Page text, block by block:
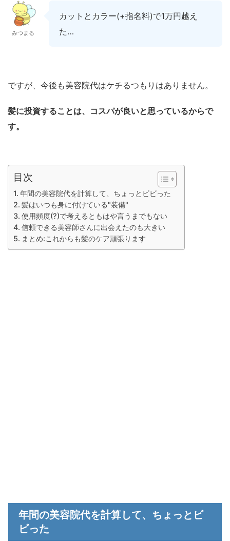
みつまる
カットとカラー(+指名料)で1万円越え
た…
ですが、今後も美容院代はケチるつもりはありません。
髪に投資することは、コスパが良いと思っているからで
す。
目次
年間の美容院代を計算して、ちょっとビビった
髪はいつも身に付けている"装備"
使用頻度(?)で考えるともはや言うまでもない
信頼できる美容師さんに出会えたのも大きい
まとめ:これからも髪のケア頑張ります
年間の美容院代を計算して、ちょっとビ
ビった